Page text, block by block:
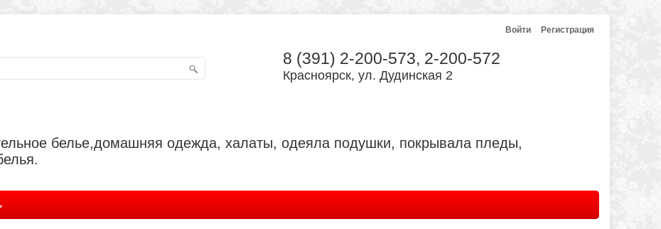
Войти Регистрация
8 (391) 2-200-573, 2-200-572
Красноярск, ул. Дудинская 2
белье,домашняя одежда, халаты, одеяла подушки, покрывала пледы,